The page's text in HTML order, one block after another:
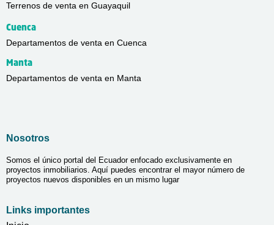
Terrenos de venta en Guayaquil
Cuenca
Departamentos de venta en Cuenca
Manta
Departamentos de venta en Manta
Nosotros
Somos el único portal del Ecuador enfocado exclusivamente en
proyectos inmobiliarios. Aquí puedes encontrar el mayor número de
proyectos nuevos disponibles en un mismo lugar
Links importantes